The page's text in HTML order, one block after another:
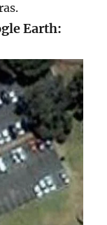
Earth: